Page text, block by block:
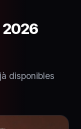
disponibles